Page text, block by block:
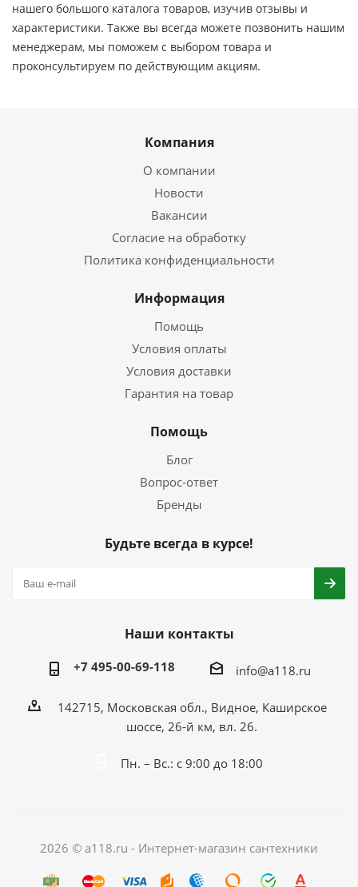
нашего большого каталога товаров, изучив отзывы и
характеристики. Также вы всегда можете позвонить нашим
менеджерам, мы поможем с выбором товара и
проконсультируем по действующим акциям.
Компания
О компании
Новости
Вакансии
Согласие на обработку
Политика конфиденциальности
Информация
Помощь
Условия оплаты
Условия доставки
Гарантия на товар
Помощь
Блог
Вопрос-ответ
Бренды
Будьте всегда в курсе!
Наши контакты
+7 495-00-69-118 info@a118.ru
142715, Московская обл., Видное, Каширское
шоссе, 26-й км, вл. 26.
Пн. – Вс.: с 9:00 до 18:00
2026 © a118.ru - Интернет-магазин сантехники